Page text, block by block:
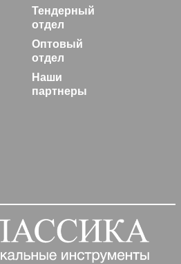
Тендерный
отдел
Оптовый
отдел
Наши
партнеры